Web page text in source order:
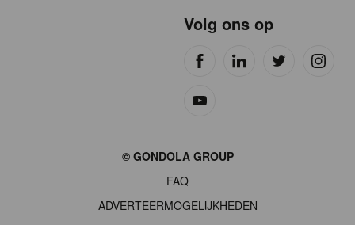
Volg ons op
© GONDOLA GROUP
FAQ
ADVERTEERMOGELIJKHEDEN